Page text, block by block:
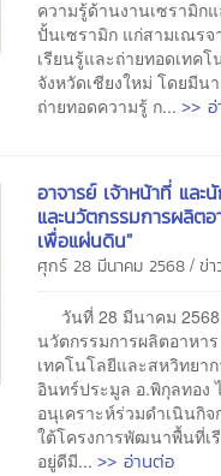
ความรู้ด้านงานเซรามิ
ปั้นเซรามิก แก่สามเณร
เรียนรู้และถ่ายทอดเทค
จังหวัดเชียงใหม่ โดยมีน
ถ่ายทอดความรู้ ก...>>
อาจารย์ เจ้าหน้าที่ แล
และนวัตกรรมการผลิ
เพื่อแผ่นดิน"
ศุกร์ 28 มีนาคม 2568 /ข่
วันที่ 28 มีนาคม
นวัตกรรมการผลิตอาหาร
เทคโนโลยีและสหวิทยา
อินทร์ประมูล อ.พิกุลทอง
อนุเคราะห์ร่วมดำเนินกิ
ใต้โครงการพัฒนาพื้นที่เ
อยู่ดีมี...>> อ่านต่อ